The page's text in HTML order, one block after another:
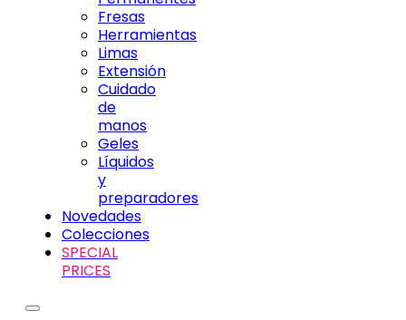
Fresas
Herramientas
Limas
Extensión
Cuidado
de
manos
Geles
Líquidos
y
preparadores
Novedades
Colecciones
SPECIAL
PRICES